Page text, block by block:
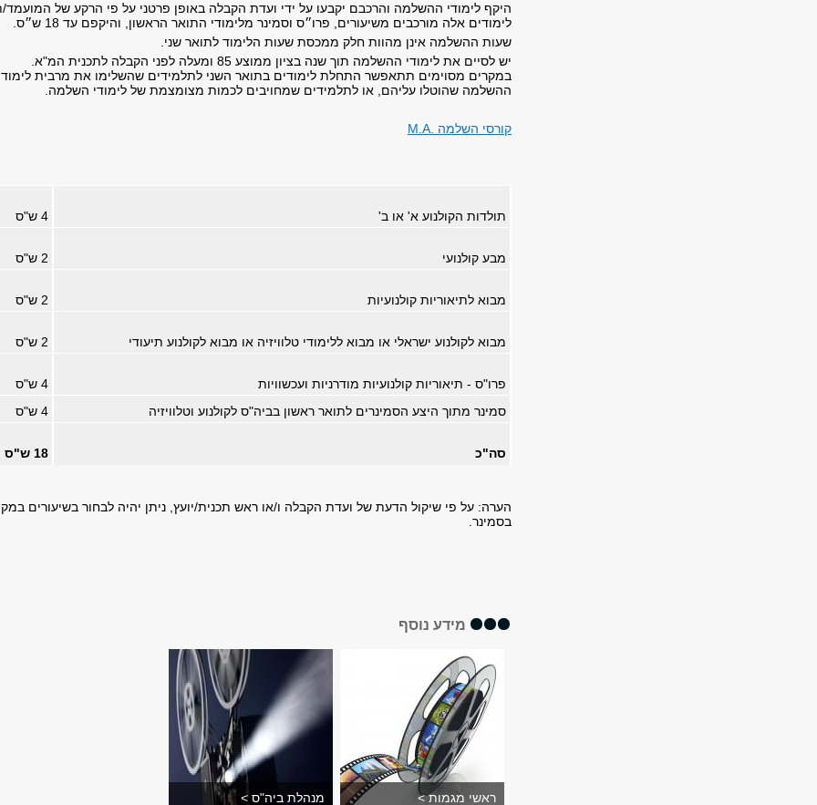
היקף לימודי ההשלמה והרכבם יקבעו על ידי ועדת הקבלה באופן פרטני על פי הרקע של
לימודים אלה מורכבים משיעורים, פרו״ס וסמינר מלימודי התואר הראשון, והיקפם עד 18 ש״ס.
שעות ההשלמה אינן מהוות חלק ממכסת שעות הלימוד לתואר שני.
יש לסיים את לימודי ההשלמה תוך שנה בציון ממוצע 85 ומעלה לפני הקבלה לתכנית המ"א.
במקרים מסוימים תתאפשר התחלת לימודים בתואר השני לתלמידים שהשלימו את מרבית
ההשלמה שהוטלו עליהם, או לתלמידים שמחויבים לכמות מצומצמת של לימודי השלמה.
קורסי השלמה .M.A
תולדות הקולנוע א' או ב' 4 ש"ס
מבע קולנועי 2 ש"ס
מבוא לתיאוריות קולנועיות 2 ש"ס
מבוא לקולנוע ישראלי או מבוא ללימודי טלוויזיה או מבוא לקולנוע תיעודי 2 ש"ס
פרו"ס - תיאוריות קולנועיות מודרניות ועכשוויות
4 ש"ס
סמינר מתוך היצע הסמינרים לתואר ראשון בביה"ס לקולנוע וטלוויזיה
4 ש"ס
סה"כ 18 ש"ס
הערה: על פי שיקול הדעת של ועדת הקבלה ו/או ראש תכנית/יועץ, ניתן יהיה לבחור בשיעורים
בסמינר.
מידע נוסף
ראשי מגמות > מנהלת ביה"ס >